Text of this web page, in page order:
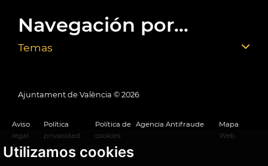
Utilizamos cookies
Navegación por...
Temas
Ajuntament de València © 2026
Aviso
legal
Política
privacidad
Política de
cookies
Agencia Antifraude
Mapa
Web